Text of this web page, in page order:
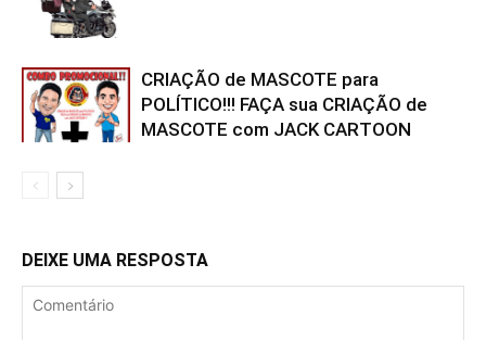
CRIAÇÃO de MASCOTE para
POLÍTICO!!! FAÇA sua CRIAÇÃO de
MASCOTE com JACK CARTOON
DEIXE UMA RESPOSTA